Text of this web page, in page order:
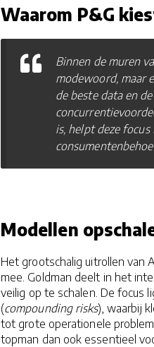
Waarom P&G
Binnen de muren
modewoord, maar
de beste data en
is, helpt deze
Modellen
Het grootschalig uitrollen van
mee. Goldman deelt in het
veilig op te schalen. De focus
(compounding risks), waarbij
tot grote operationele
topman dan ook essentieel